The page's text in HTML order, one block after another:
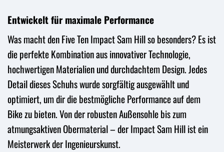
Entwickelt für maximale Performance
Was macht den Five Ten Impact Sam Hill so besonders? Es ist
die perfekte Kombination aus innovativer Technologie,
hochwertigen Materialien und durchdachtem Design. Jedes
Detail dieses Schuhs wurde sorgfältig ausgewählt und
optimiert, um dir die bestmögliche Performance auf dem
Bike zu bieten. Von der robusten Außensohle bis zum
atmungsaktiven Obermaterial – der Impact Sam Hill ist ein
Meisterwerk der Ingenieurskunst.